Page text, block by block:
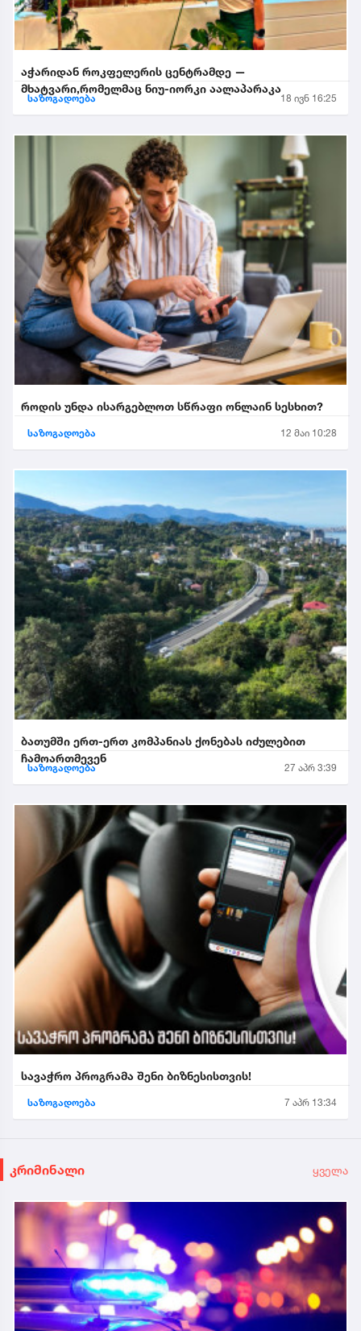
აჭარიდან როკფელერის ცენტრამდე —
მხატვარი,რომელმაც ნიუ-იორკი აალაპარაკა
საზოგადოება 18 ივნ 16:25
როდის უნდა ისარგებლოთ სწრაფი ონლაინ სესხით?
საზოგადოება 12 მაი 10:28
ბათუმში ერთ-ერთ კომპანიას ქონებას იძულებით
ჩამოართმევენ
საზოგადოება 27 აპრ 3:39
სავაჭრო პროგრამა შენი ბიზნესისთვის!
საზოგადოება 7 აპრ 13:34
კრიმინალი ყველა